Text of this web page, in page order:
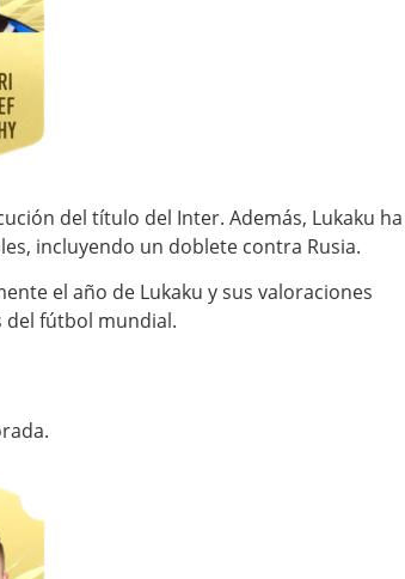
del título del Inter. Además, Lukaku ha
incluyendo un doblete contra Rusia.
el año de Lukaku y sus valoraciones
del fútbol mundial.